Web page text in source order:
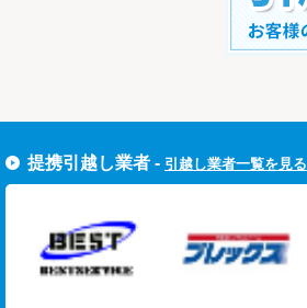
提携引越し業者 - 引越し業者一覧を見る